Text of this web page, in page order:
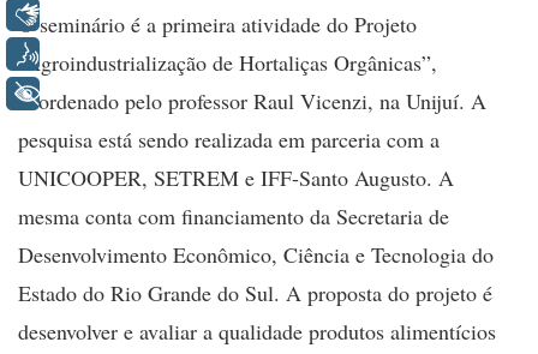
O seminário é a primeira atividade do Projeto
“Agroindustrialização de Hortaliças Orgânicas”,
coordenado pelo professor Raul Vicenzi, na Unijuí. A
pesquisa está sendo realizada em parceria com a
UNICOOPER, SETREM e IFF-Santo Augusto. A
mesma conta com financiamento da Secretaria de
Desenvolvimento Econômico, Ciência e Tecnologia do
Estado do Rio Grande do Sul. A proposta do projeto é
desenvolver e avaliar a qualidade produtos alimentícios
Libras
Voz
+ Acessibilidade